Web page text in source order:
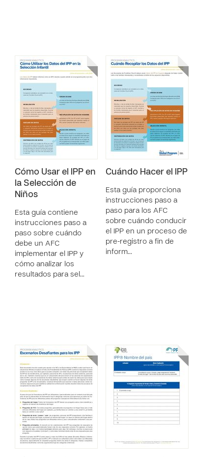
Cómo Usar el IPP en
la Selección de
Niños
Esta guía contiene
instrucciones paso a
paso sobre cuándo
debe un AFC
implementar el IPP y
cómo analizar los
resultados para sel…
Cuándo Hacer el IPP
Esta guía proporciona
instrucciones paso a
paso para los AFC
sobre cuándo conducir
el IPP en un proceso de
pre-registro a fin de
inform…